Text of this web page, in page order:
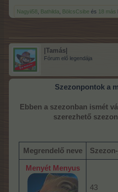
Nagyii58 Bathilda BölcsCsibe és 18 más
|Tamás|
Fórum elő legendája
Szezonpontok a
Ebben a szezonban ismét
szerezhető
Megrendelő neve
Menyét Menyus
43